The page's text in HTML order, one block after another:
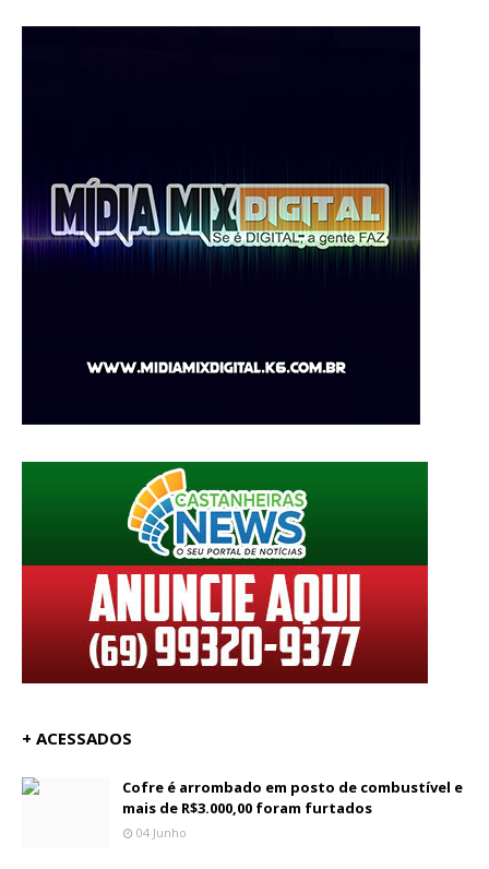
+ ACESSADOS
Cofre é arrombado em posto de combustível e
mais de R$3.000,00 foram furtados
04 Junho